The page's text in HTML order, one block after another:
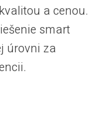
a cenou.
smart
úrovni za